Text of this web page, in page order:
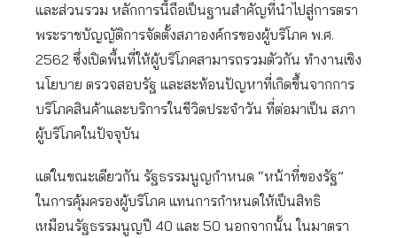
และส่วนรวม หลักการนี้ถือเป็นฐานสำคัญที่นำไปสู่การตรา
พระราชบัญญัติการจัดตั้งสภาองค์กรของผู้บริโภค พ.ศ.
2562 ซึ่งเปิดพื้นที่ให้ผู้บริโภคสามารถรวมตัวกัน ทำงานเชิง
นโยบาย ตรวจสอบรัฐ และสะท้อนปัญหาที่เกิดขึ้นจากการ
บริโภคสินค้าและบริการในชีวิตประจำวัน ที่ต่อมาเป็น สภา
ผู้บริโภคในปัจจุบัน
แต่ในขณะเดียวกัน รัฐธรรมนูญกำหนด “หน้าที่ของรัฐ”
ในการคุ้มครองผู้บริโภค แทนการกำหนดให้เป็นสิทธิ
เหมือนรัฐธรรมนูญปี 40 และ 50 นอกจากนั้น ในมาตรา